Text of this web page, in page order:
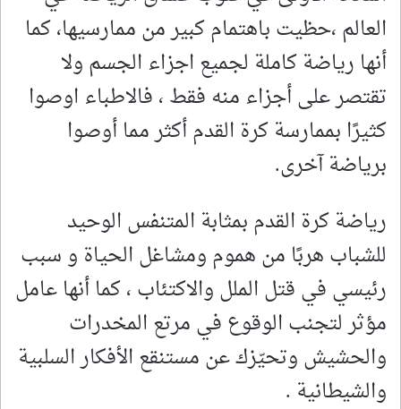
العالم ،حظيت باهتمام كبير من ممارسيها، كما
أنها رياضة كاملة لجميع اجزاء الجسم ولا
تقتصر على أجزاء منه فقط ، فالاطباء اوصوا
كثيرًا بممارسة كرة القدم أكثر مما أوصوا
برياضة آخرى.
رياضة كرة القدم بمثابة المتنفس الوحيد
للشباب هربًا من هموم ومشاغل الحياة و سبب
رئيسي في قتل الملل والاكتئاب ، كما أنها عامل
مؤثر لتجنب الوقوع في مرتع المخدرات
والحشيش وتحيّزك عن مستنقع الأفكار السلبية
والشيطانية .